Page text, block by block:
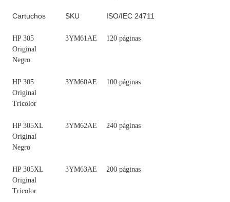
Cartuchos SKU ISO/IEC 24711
HP 305
Original
Negro
3YM61AE 120 páginas
HP 305
Original
Tricolor
3YM60AE 100 páginas
HP 305XL
Original
Negro
3YM62AE 240 páginas
HP 305XL
Original
Tricolor
3YM63AE 200 páginas